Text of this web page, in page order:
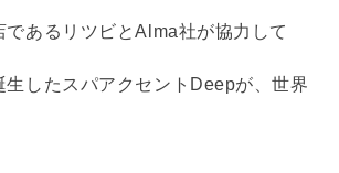
であるリツビとAlma社が協力して
生したスパアクセントDeepが、世界